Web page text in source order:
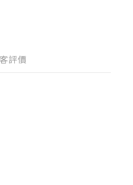
評價